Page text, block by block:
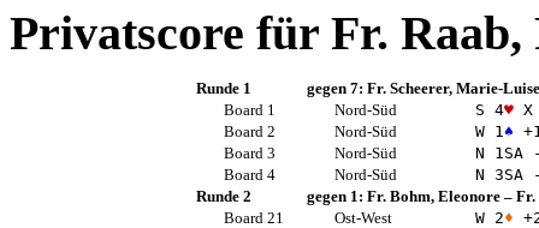
Privatscore für Fr. Raab,
Runde 1 gegen 7: Fr. Scheerer, Marie-Luise
Board 1
Nord-Süd S 4♥ X
Board 2
Nord-Süd W 1 ♠
Board 3
Nord-Süd N 1 SA
Board 4
Nord-Süd N 3SA
Runde 2
gegen 1: Fr. Bohm, Eleonore – Fr.
Board 21
Ost-West W 2♦